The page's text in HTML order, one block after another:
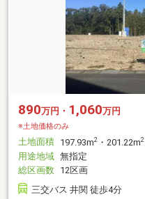
890万円・ 1,060万円
※土地価格のみ
土地面積 197.93m2 ・201.22m2
用途地域 無指定
総区画数 12区画
三交バス 井関 徒歩4分